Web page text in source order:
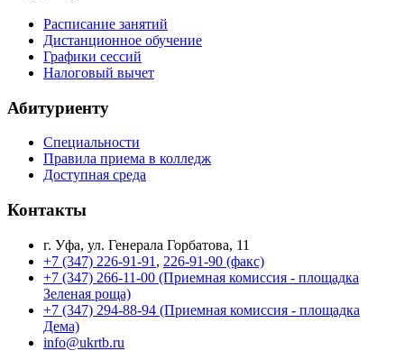
Расписание занятий
Дистанционное обучение
Графики сессий
Налоговый вычет
Абитуриенту
Специальности
Правила приема в колледж
Доступная среда
Контакты
г. Уфа, ул. Генерала Горбатова, 11
+7 (347) 226-91-91 , 226-91-90 (факс)
+7 (347) 266-11-00 (Приемная комиссия - площадка
Зеленая роща)
+7 (347) 294-88-94 (Приемная комиссия - площадка
Дема)
info@ukrtb.ru